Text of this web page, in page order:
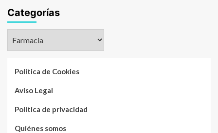
Categorías
Política de Cookies
Aviso Legal
Política de privacidad
Quiénes somos